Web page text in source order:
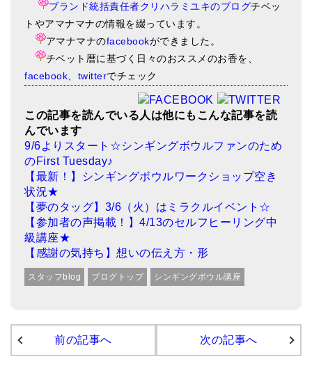
ブランド統括責任者クリハラミユキのブログチベッ
トやアマナマナの情報を綴っています。
アマナマナのfacebookができました。
チベット暦に基づく日々のおススメのお香を、
facebook
twitterでチェック
この記事を読んでいる人は他にもこんな記事を読
んでいます
9/6よりスタート☆シンギングボウルファンのため
のFirst Tuesday♪
【最新！】シンギングボウルワークショップ空き
状況★
【夢のタッグ】3/6（火）はミラクルイベント☆
【参加者の声掲載！】4/13のセルフヒーリング中
級講座★
【感謝の気持ち】想いの伝え方・形
スタッフblog ブログトップ シンギングボウル講座
前の記事へ 次の記事へ